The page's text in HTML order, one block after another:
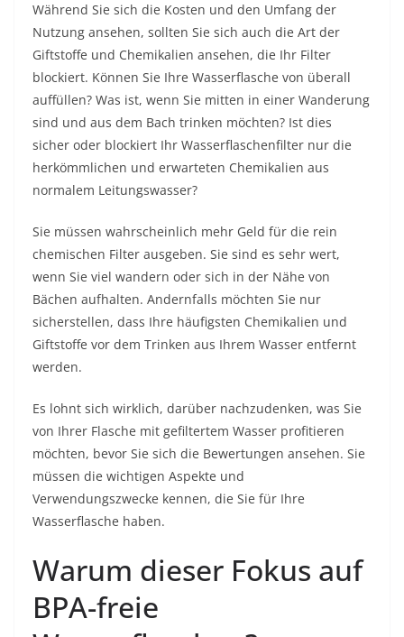
Während Sie sich die Kosten und den Umfang der
Nutzung ansehen, sollten Sie sich auch die Art der
Giftstoffe und Chemikalien ansehen, die Ihr Filter
blockiert. Können Sie Ihre Wasserflasche von überall
auffüllen? Was ist, wenn Sie mitten in einer Wanderung
sind und aus dem Bach trinken möchten? Ist dies
sicher oder blockiert Ihr Wasserflaschenfilter nur die
herkömmlichen und erwarteten Chemikalien aus
normalem Leitungswasser?
Sie müssen wahrscheinlich mehr Geld für die rein
chemischen Filter ausgeben. Sie sind es sehr wert,
wenn Sie viel wandern oder sich in der Nähe von
Bächen aufhalten. Andernfalls möchten Sie nur
sicherstellen, dass Ihre häufigsten Chemikalien und
Giftstoffe vor dem Trinken aus Ihrem Wasser entfernt
werden.
Es lohnt sich wirklich, darüber nachzudenken, was Sie
von Ihrer Flasche mit gefiltertem Wasser profitieren
möchten, bevor Sie sich die Bewertungen ansehen. Sie
müssen die wichtigen Aspekte und
Verwendungszwecke kennen, die Sie für Ihre
Wasserflasche haben.
Warum dieser Fokus auf
BPA-freie